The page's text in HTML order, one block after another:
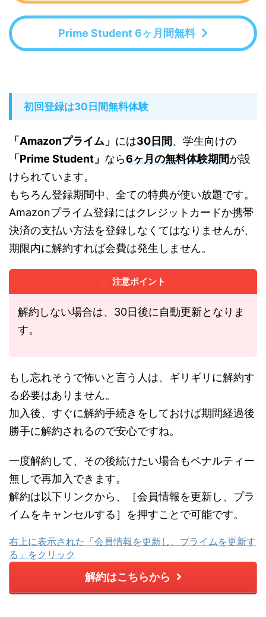
Prime Student 6ヶ月間無料
初回登録は30日間無料体験
「Amazonプライム」 には30日間、学生向けの
「Prime Student」 なら6ヶ月の無料体験期間が設
けられています。
もちろん登録期間中、全ての特典が使い放題です。
Amazonプライム登録にはクレジットカードか携帯
決済の支払い方法を登録しなくてはなりませんが、
期限内に解約すれば会費は発生しません。
注意ポイント
解約しない場合は、30日後に自動更新となりま
す。
もし忘れそうで怖いと言う人は、ギリギリに解約す
る必要はありません。
加入後、すぐに解約手続きをしておけば期間経過後
勝手に解約されるので安心ですね。
一度解約して、その後続けたい場合もペナルティー
無しで再加入できます。
解約は以下リンクから、［会員情報を更新し、プラ
イムをキャンセルする］を押すことで可能です。
右上に表示された「会員情報を更新し、プライムを更新す
る」をクリック
解約はこちらから